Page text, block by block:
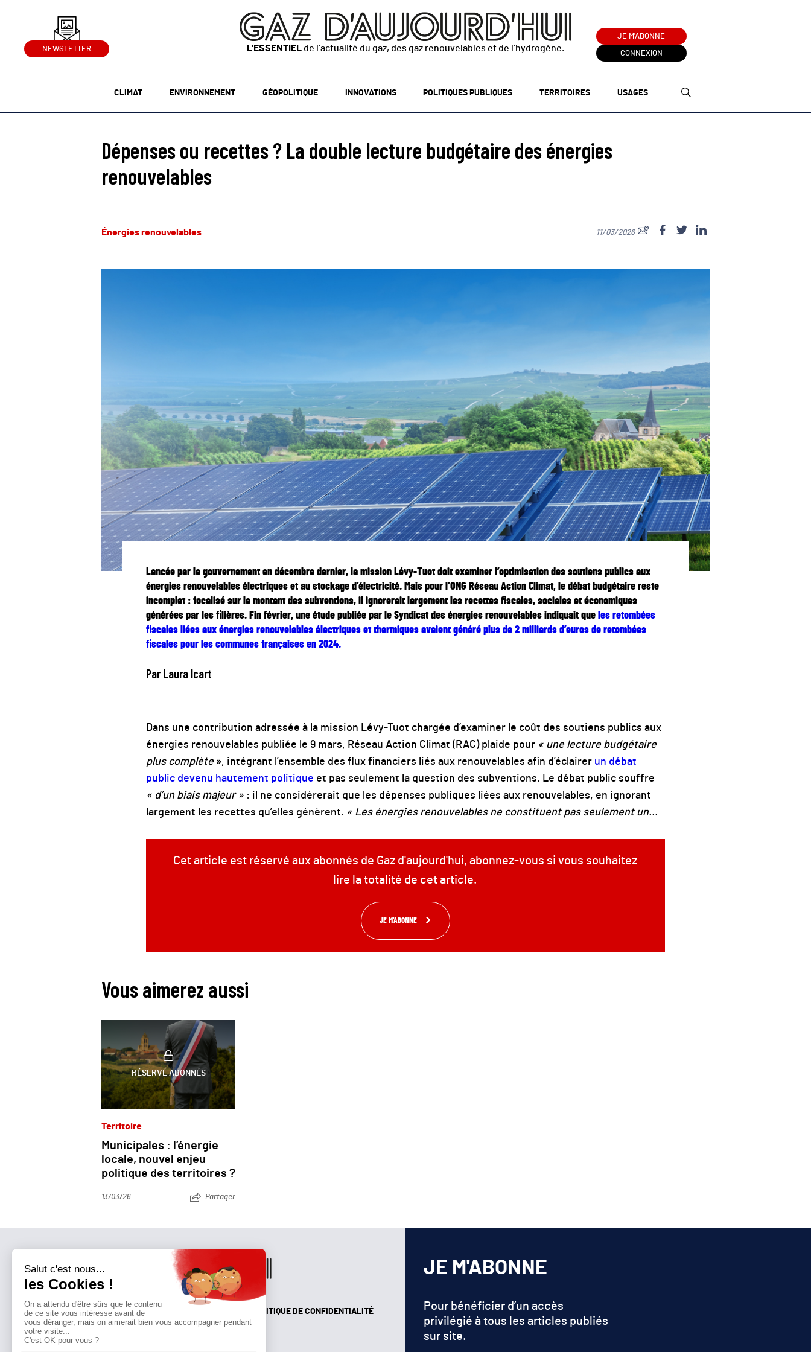
NEWSLETTER L’ESSENTIEL de l’actualité du gaz, des gaz renouvelables et de l’hydrogène.
JE M'ABONNE
CONNEXION
CLIMAT ENVIRONNEMENT GÉOPOLITIQUE INNOVATIONS POLITIQUES PUBLIQUES TERRITOIRES USAGES
Dépenses ou recettes ? La double lecture budgétaire des énergies
renouvelables
Énergies renouvelables 11/03/2026
Lancée par le gouvernement en décembre dernier, la mission Lévy-Tuot doit examiner l’optimisation des soutiens publics aux
énergies renouvelables électriques et au stockage d’électricité. Mais pour l’ONG Réseau Action Climat, le débat budgétaire reste
incomplet : focalisé sur le montant des subventions, il ignorerait largement les recettes fiscales, sociales et économiques
générées par les filières. Fin février, une étude publiée par le Syndicat des énergies renouvelables indiquait que les retombées
fiscales liées aux énergies renouvelables électriques et thermiques avaient généré plus de 2 milliards d’euros de retombées
fiscales pour les communes françaises en 2024.
Par Laura Icart
Dans une contribution adressée à la mission Lévy-Tuot chargée d’examiner le coût des soutiens publics aux
énergies renouvelables publiée le 9 mars, Réseau Action Climat (RAC) plaide pour« une lecture budgétaire
plus complète», intégrant l’ensemble des flux financiers liés aux renouvelables afin d’éclairer un débat
public devenu hautement politique et pas seulement la question des subventions. Le débat public souffre
« d’un biais majeur »: il ne considérerait que les dépenses publiques liées aux renouvelables, en ignorant
largement les recettes qu’elles génèrent. « Les énergies renouvelables ne constituent pas seulement un...
Cet article est réservé aux abonnés de Gaz d'aujourd'hui, abonnez-vous si vous souhaitez
lire la totalité de cet article.
JE M'ABONNE
Vous aimerez aussi
RÉSERVÉ ABONNÉS
Territoire
Municipales : l’énergie
locale, nouvel enjeu
politique des territoires ?
13/03/26 Partager
QUI SOMMES-NOUS?MENTIONS LÉGALES POLITIQUE DE CONFIDENTIALITÉ
JE M'ABONNE
Pour bénéficier d’un accès
privilégié à tous les articles publiés
sur site.